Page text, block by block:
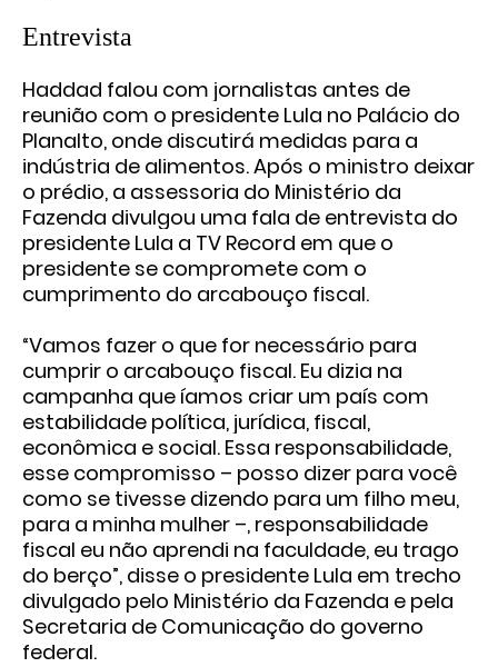
Entrevista
Haddad falou com jornalistas antes de
reunião com o presidente Lula no Palácio do
Planalto, onde discutirá medidas para a
indústria de alimentos. Após o ministro deixar
o prédio, a assessoria do Ministério da
Fazenda divulgou uma fala de entrevista do
presidente Lula a TV Record em que o
presidente se compromete com o
cumprimento do arcabouço fiscal.
“Vamos fazer o que for necessário para
cumprir o arcabouço fiscal. Eu dizia na
campanha que íamos criar um país com
estabilidade política, jurídica, fiscal,
econômica e social. Essa responsabilidade,
esse compromisso – posso dizer para você
como se tivesse dizendo para um filho meu,
para a minha mulher –, responsabilidade
fiscal eu não aprendi na faculdade, eu trago
do berço”, disse o presidente Lula em trecho
divulgado pelo Ministério da Fazenda e pela
Secretaria de Comunicação do governo
federal.